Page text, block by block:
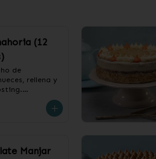
(12
de
rellena y
Manjar